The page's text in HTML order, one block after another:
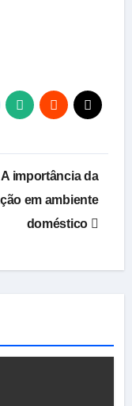
A importância da
em ambiente
doméstico